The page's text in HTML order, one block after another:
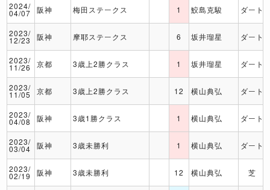
2024/
04/07 阪神 梅田ステークス 1 鮫島克駿 ダート
2023/
12/23 阪神 摩耶ステークス 6 坂井瑠星 ダート
2023/
11/26 京都 3歳上2勝クラス 1 坂井瑠星 ダート
2023/
11/05 京都 3歳上2勝クラス 12 横山典弘 ダート
2023/
04/08 阪神 3歳1勝クラス 1 横山典弘 ダート
2023/
03/04 阪神 3歳未勝利 1 横山典弘 ダート
2023/
02/19 阪神 3歳未勝利 12 横山典弘 芝